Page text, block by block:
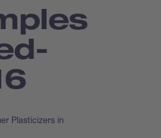
Plasticizers in